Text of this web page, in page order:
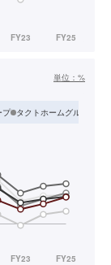
単位： %
プ タクトホームグループ